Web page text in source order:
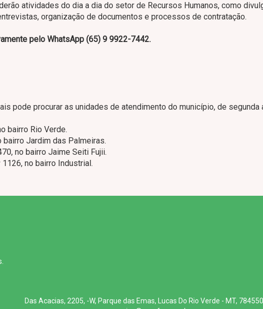
atividades do dia a dia do setor de Recursos Humanos, como
organização de documentos e processos de contratação.
pelo WhatsApp (65) 9 9922-7442.
pode procurar as unidades de atendimento do município, de segunda
bairro Rio Verde.
bairro Jardim das Palmeiras.
no bairro Jaime Seiti Fujii.
1126, no bairro Industrial.
Das Acacias, 2205, -W, Parque das Emas, Lucas Do Rio Verde - MT,